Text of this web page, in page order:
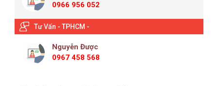
0966 956 052
Tư Vấn - TPHCM -
Nguyễn Được
0967 458 568